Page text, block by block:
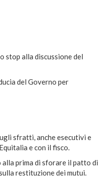
stop alla discussione del
del Governo per
sfratti, anche esecutivi e
e con il fisco.
alla prima di sforare il patto di
restituzione dei mutui.